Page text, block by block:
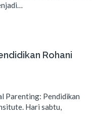
Rohani
Parenting: Pendidikan
Hari sabtu,